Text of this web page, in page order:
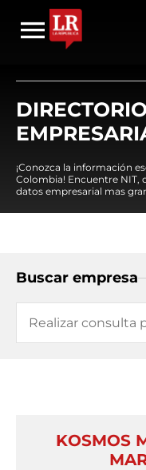
¡Conozca la información
Colombia! Encuentre NIT,
datos empresarial mas
Buscar empresa
KOSMOS